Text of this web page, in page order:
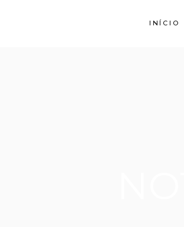
INÍCIO